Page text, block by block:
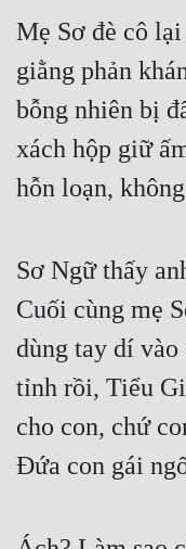
Triều Đấu
Trùng Sinh
Trọng Sinh
Vô Địch
Võ Hiệp
Võng Du
Xuyên Không
Xuyên Nhanh
Mẹ Sơ đè cô
giằng phản
bỗng nhiên bị
xách hộp giữ
hỗn loạn,
Sơ Ngữ thấy
Cuối cùng mẹ
dùng tay dí vào
tỉnh rồi, Tiểu
cho con, chứ
Đứa con gái